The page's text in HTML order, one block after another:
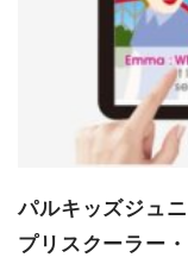
パルキッズジュ
プリスクーラー